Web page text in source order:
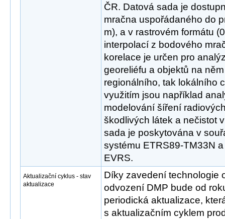
ČR. Datová sada je
mračna uspořádaného do
m), a v rastrovém formátu
interpolací z bodového
korelace je určen pro
georeliéfu a objektů na
regionálního, tak lokálního
využitím jsou například
modelování šíření
škodlivých látek a nečistot
sada je poskytována v
systému ETRS89-TM33N
EVRS.
Aktualizační cyklus - stav
aktualizace
Díky zavedení technologie
odvození DMP bude od
periodická aktualizace,
s aktualizačním cyklem